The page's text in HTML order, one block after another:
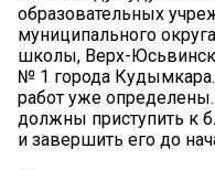
образовательных
муниципального
школы, Верх-
№ 1 города
работ уже
должны приступить к
и завершить его до